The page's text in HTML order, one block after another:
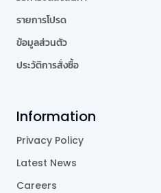
รายการโปรด
ข้อมูลส่วนตัว
ประวัติการสั่งซื้อ
Information
Privacy Policy
Latest News
Careers